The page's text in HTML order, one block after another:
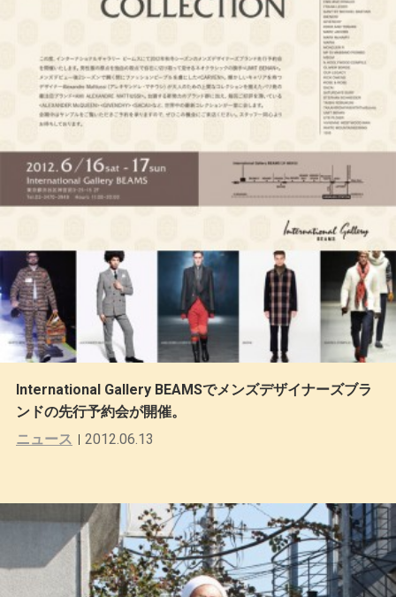
International Gallery BEAMSでメンズデザイナーズブラ
ンドの先行予約会が開催。
ニュース
2012.06.13